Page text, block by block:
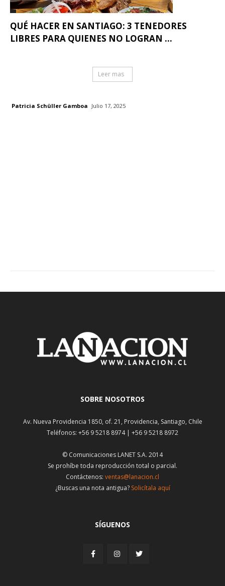
QUÉ HACER EN SANTIAGO: 3 TENEDORES
LIBRES PARA QUIENES NO LOGRAN ...
Leer mas
Patricia Schüller Gamboa Julio 17, 2025
SOBRE NOSOTROS
Av. Nueva Providencia 1850, of. 21, Providencia, Santiago, Chile
Teléfonos: +56 9 5218 8974 | +56 9 5218 8972
© Comunicaciones LANET S.A. 2014
Se prohíbe toda reproducción total o parcial.
Contáctenos: ventas@lanacion.cl
¿Buscas una nota antigua? Solicítala aquí
SÍGUENOS